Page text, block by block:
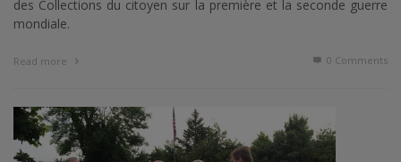
des Collections du citoyen sur la première et la seconde guerre
mondiale.
Read more 0 Comments